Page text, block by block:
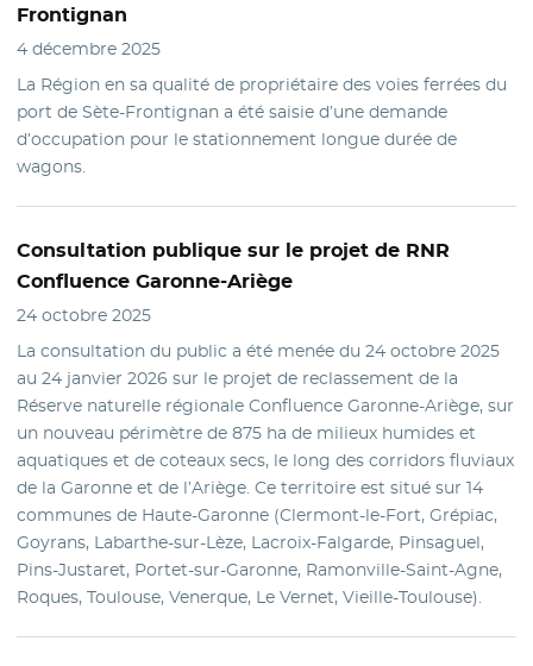
Frontignan
4 décembre 2025
La Région en sa qualité de propriétaire des voies ferrées du
port de Sète-Frontignan a été saisie d’une demande
d’occupation pour le stationnement longue durée de
wagons.
Consultation publique sur le projet de RNR
Confluence Garonne-Ariège
24 octobre 2025
La consultation du public a été menée du 24 octobre 2025
au 24 janvier 2026 sur le projet de reclassement de la
Réserve naturelle régionale Confluence Garonne-Ariège, sur
un nouveau périmètre de 875 ha de milieux humides et
aquatiques et de coteaux secs, le long des corridors fluviaux
de la Garonne et de l’Ariège. Ce territoire est situé sur 14
communes de Haute-Garonne (Clermont-le-Fort, Grépiac,
Goyrans, Labarthe-sur-Lèze, Lacroix-Falgarde, Pinsaguel,
Pins-Justaret, Portet-sur-Garonne, Ramonville-Saint-Agne,
Roques, Toulouse, Venerque, Le Vernet, Vieille-Toulouse).